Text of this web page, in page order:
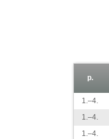
p.
1.–4.
1.–4.
1.–4.